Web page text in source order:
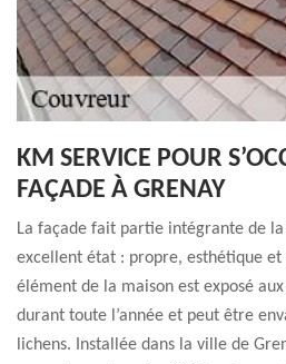
KM SERVICE POUR
FAÇADE À GRENAY
La façade fait partie intégrante de
excellent état : propre, esthétique
élément de la maison est exposé
durant toute l’année et peut être
lichens. Installée dans la ville de